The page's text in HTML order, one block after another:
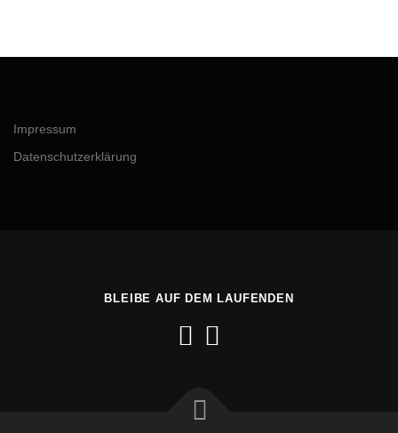
Impressum
Datenschutzerklärung
BLEIBE AUF DEM LAUFENDEN